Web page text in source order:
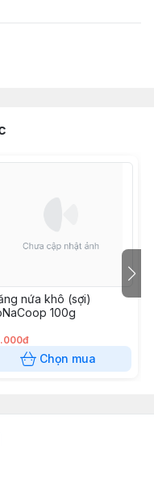
nứa khô (sợi)
100g
Chọn mua